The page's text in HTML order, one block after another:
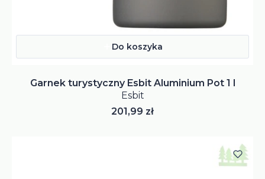
Do koszyka
Garnek turystyczny Esbit Aluminium Pot 1 l
Esbit
Cena
201,99 zł